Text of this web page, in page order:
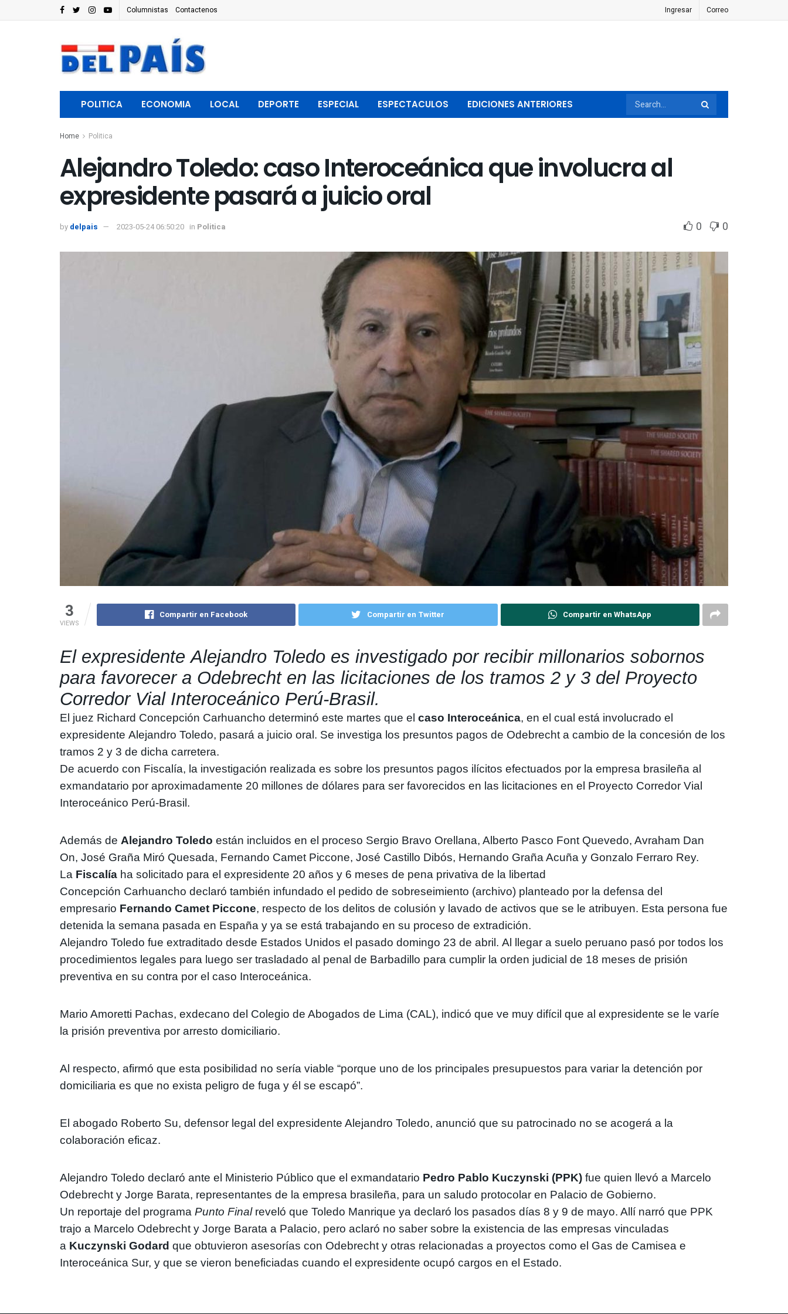
Columnistas Contactenos Ingresar Correo
POLITICA ECONOMIA LOCAL DEPORTE ESPECIAL ESPECTACULOS EDICIONES ANTERIORES
Home Politica
Alejandro Toledo: caso Interoceánica que involucra al
expresidente pasará a juicio oral
by delpais 2023-05-24 06:50:20 in Politica 0 0
3
VIEWS
Compartir en Facebook Compartir en Twitter Compartir en WhatsApp
El expresidenteAlejandro Toledo es investigado por recibir millonarios sobornos
para favorecer a Odebrechten las licitaciones de los tramos 2 y 3 del Proyecto
Corredor Vial Interoceánico Perú-Brasil.
El juez Richard Concepción Carhuancho determinó este martes que el caso Interoceánica, en el cual está involucrado el
expresidente Alejandro Toledo, pasará a juicio oral. Se investiga los presuntos pagos de Odebrecht a cambio de la concesión de los
tramos 2 y 3 de dicha carretera.
De acuerdo con Fiscalía, la investigación realizada es sobre los presuntos pagos ilícitos efectuados por la empresa brasileña al
exmandatario por aproximadamente 20 millones de dólares para ser favorecidos en las licitaciones en el Proyecto Corredor Vial
Interoceánico Perú-Brasil.
Además de Alejandro Toledo están incluidos en el proceso Sergio Bravo Orellana, Alberto Pasco Font Quevedo, Avraham Dan
On, José Graña Miró Quesada, Fernando Camet Piccone, José Castillo Dibós, Hernando Graña Acuña y Gonzalo Ferraro Rey.
La Fiscalía ha solicitado para el expresidente 20 años y 6 meses de pena privativa de la libertad
Concepción Carhuancho declaró también infundado el pedido de sobreseimiento (archivo) planteado por la defensa del
empresario Fernando Camet Piccone, respecto de los delitos de colusión y lavado de activos que se le atribuyen. Esta persona fue
detenida la semana pasada en España y ya se está trabajando en su proceso de extradición.
Alejandro Toledo fue extraditado desde Estados Unidos el pasado domingo 23 de abril. Al llegar a suelo peruano pasó por todos los
procedimientos legales para luego ser trasladado al penal de Barbadillo para cumplir la orden judicial de 18 meses de prisión
preventiva en su contra por el caso Interoceánica.
Mario Amoretti Pachas, exdecano del Colegio de Abogados de Lima (CAL), indicó que ve muy difícil que al expresidente se le varíe
la prisión preventiva por arresto domiciliario.
Al respecto, afirmó que esta posibilidad no sería viable “porque uno de los principales presupuestos para variar la detención por
domiciliaria es que no exista peligro de fuga y él se escapó”.
El abogado Roberto Su, defensor legal del expresidente Alejandro Toledo, anunció que su patrocinado no se acogerá a la
colaboración eficaz.
Alejandro Toledo declaró ante el Ministerio Público que el exmandatario Pedro Pablo Kuczynski (PPK) fue quien llevó a Marcelo
Odebrecht y Jorge Barata, representantes de la empresa brasileña, para un saludo protocolar en Palacio de Gobierno.
Un reportaje del programa Punto Finalreveló que Toledo Manrique ya declaró los pasados días 8 y 9 de mayo. Allí narró que PPK
trajo a Marcelo Odebrecht y Jorge Barata a Palacio, pero aclaró no saber sobre la existencia de las empresas vinculadas
a Kuczynski Godard que obtuvieron asesorías con Odebrecht y otras relacionadas a proyectos como el Gas de Camisea e
Interoceánica Sur, y que se vieron beneficiadas cuando el expresidente ocupó cargos en el Estado.